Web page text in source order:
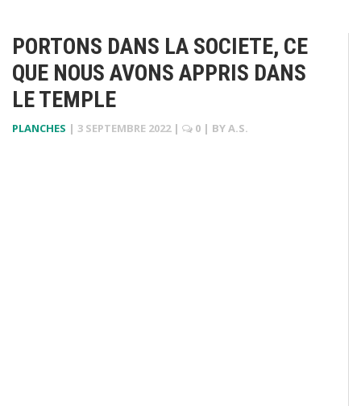
PORTONS DANS LA SOCIETE, CE
QUE NOUS AVONS APPRIS DANS
LE TEMPLE
PLANCHES | 3 SEPTEMBRE 2022 | 0 | BYA.S.